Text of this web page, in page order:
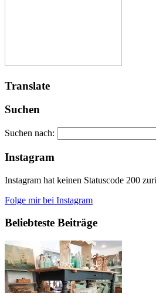
Translate
Suchen
Suchen nach:
Instagram
Instagram hat keinen Statuscode 200
Folge mir bei Instagram
Beliebteste Beiträge